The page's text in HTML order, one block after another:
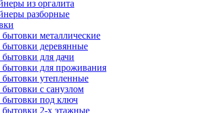
из оргалита
разборные
металлические
деревянные
для дачи
для проживания
утепленные
с санузлом
под ключ
2-х этажные